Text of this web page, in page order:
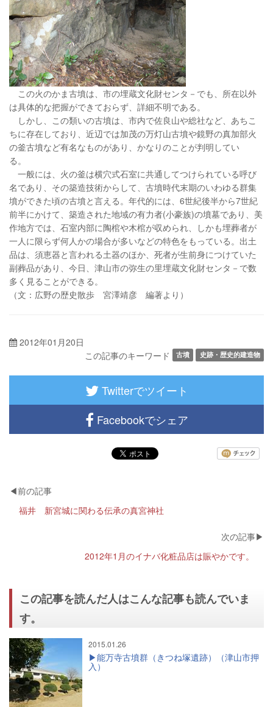
この火のかま古墳は、市の埋蔵文化財センタ－でも、所在以外
は具体的な把握ができておらず、詳細不明である。
しかし、この類いの古墳は、市内で佐良山や総社など、あちこ
ちに存在しており、近辺では加茂の万灯山古墳や鏡野の真加部火
の釜古墳など有名なものがあり、かなりのことが判明してい
る。
一般には、火の釜は横穴式石室に共通してつけられている呼び
名であり、その築造技術からして、古墳時代末期のいわゆる群集
墳ができた頃の古墳と言える。年代的には、6世紀後半から7世紀
前半にかけて、築造された地域の有力者(小豪族)の墳墓であり、美
作地方では、石室内部に陶棺や木棺が収められ、しかも埋葬者が
一人に限らず何人かの場合が多いなどの特色をもっている。出土
品は、須恵器と言われる土器のほか、死者が生前身につけていた
副葬品があり、今日、津山市の弥生の里埋蔵文化財センタ－で数
多く見ることができる。
（文：広野の歴史散歩 宮澤靖彦 編著より）
2012年01月20日
この記事のキーワード
古墳 史跡・歴史的建造物
Twitterでツイート
Facebookでシェア
福井 新宮城に関わる伝承の真宮神社
2012年1月のイナバ化粧品店は賑やかです。
この記事を読んだ人はこんな記事も読んでいま
す。
2015.01.26
能万寺古墳群（きつね塚遺跡）（津山市押
入）